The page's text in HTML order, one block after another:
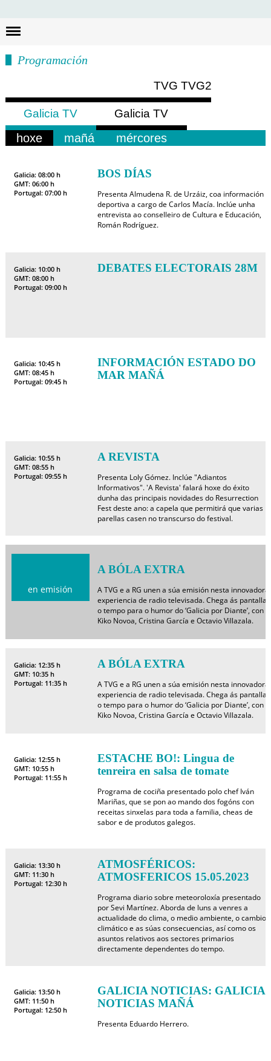
Programación
TVG TVG2
Galicia TV
Europa
Galicia TV
América
hoxe mañá mércores
Galicia: 08:00 h
GMT: 06:00 h
Portugal: 07:00 h
BOS DÍAS
Presenta Almudena R. de Urzáiz, coa información
deportiva a cargo de Carlos Macía. Inclúe unha
entrevista ao conselleiro de Cultura e Educación,
Román Rodríguez.
Galicia: 10:00 h
GMT: 08:00 h
Portugal: 09:00 h
DEBATES ELECTORAIS 28M
Galicia: 10:45 h
GMT: 08:45 h
Portugal: 09:45 h
INFORMACIÓN ESTADO DO
MAR MAÑÁ
Galicia: 10:55 h
GMT: 08:55 h
Portugal: 09:55 h
A REVISTA
Presenta Loly Gómez. Inclúe "Adiantos
Informativos". 'A Revista' falará hoxe do éxito
dunha das principais novidades do Resurrection
Fest deste ano: a capela que permitirá que varias
parellas casen no transcurso do festival.
en emisión
A BÓLA EXTRA
A TVG e a RG unen a súa emisión nesta innovadora
experiencia de radio televisada. Chega ás pantallas
o tempo para o humor do ‘Galicia por Diante’, con
Kiko Novoa, Cristina García e Octavio Villazala.
Galicia: 12:35 h
GMT: 10:35 h
Portugal: 11:35 h
A BÓLA EXTRA
A TVG e a RG unen a súa emisión nesta innovadora
experiencia de radio televisada. Chega ás pantallas
o tempo para o humor do ‘Galicia por Diante’, con
Kiko Novoa, Cristina García e Octavio Villazala.
Galicia: 12:55 h
GMT: 10:55 h
Portugal: 11:55 h
ESTACHE BO!: Lingua de
tenreira en salsa de tomate
Programa de cociña presentado polo chef Iván
Mariñas, que se pon ao mando dos fogóns con
receitas sinxelas para toda a familia, cheas de
sabor e de produtos galegos.
Galicia: 13:30 h
GMT: 11:30 h
Portugal: 12:30 h
ATMOSFÉRICOS:
ATMOSFERICOS 15.05.2023
Programa diario sobre meteoroloxía presentado
por Sevi Martínez. Aborda de luns a venres a
actualidade do clima, o medio ambiente, o cambio
climático e as súas consecuencias, así como os
asuntos relativos aos sectores primarios
directamente dependentes do tempo.
Galicia: 13:50 h
GMT: 11:50 h
Portugal: 12:50 h
GALICIA NOTICIAS: GALICIA
NOTICIAS MAÑÁ
Presenta Eduardo Herrero.